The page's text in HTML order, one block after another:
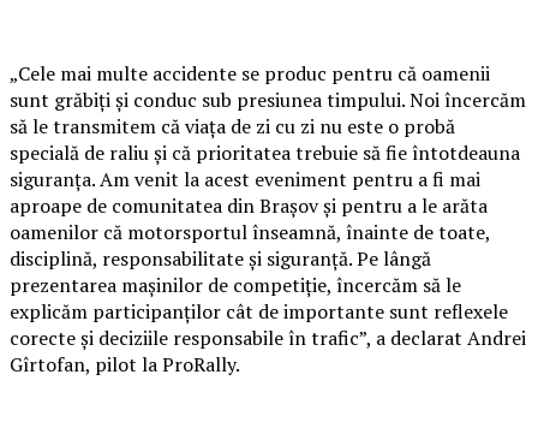
„Cele mai multe accidente se produc pentru că oamenii
sunt grăbiți și conduc sub presiunea timpului. Noi încercăm
să le transmitem că viața de zi cu zi nu este o probă
specială de raliu și că prioritatea trebuie să fie întotdeauna
siguranța. Am venit la acest eveniment pentru a fi mai
aproape de comunitatea din Brașov și pentru a le arăta
oamenilor că motorsportul înseamnă, înainte de toate,
disciplină, responsabilitate și siguranță. Pe lângă
prezentarea mașinilor de competiție, încercăm să le
explicăm participanților cât de importante sunt reflexele
corecte și deciziile responsabile în trafic”, a declarat Andrei
Gîrtofan, pilot la ProRally.